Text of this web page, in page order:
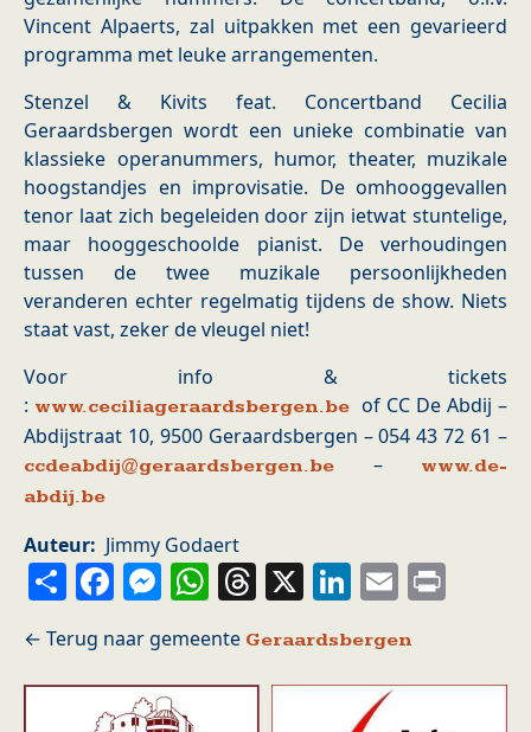
Vincent Alpaerts, zal uitpakken met een gevarieerd
programma met leuke arrangementen.
Stenzel & Kivits feat. Concertband Cecilia
Geraardsbergen wordt een unieke combinatie van
klassieke operanummers, humor, theater, muzikale
hoogstandjes en improvisatie. De omhooggevallen
tenor laat zich begeleiden door zijn ietwat stuntelige,
maar hooggeschoolde pianist. De verhoudingen
tussen de twee muzikale persoonlijkheden
veranderen echter regelmatig tijdens de show. Niets
staat vast, zeker de vleugel niet!
Voor info & tickets
: www.ceciliageraardsbergen.be of CC De Abdij –
Abdijstraat 10, 9500 Geraardsbergen – 054 43 72 61 –
ccdeabdij@geraardsbergen.be –
www.de-
abdij.be
Auteur Jimmy Godaert
ShareFacebook
Messenger
WhatsApp
Threads
X LinkedIn
Email
Geraardsbergen